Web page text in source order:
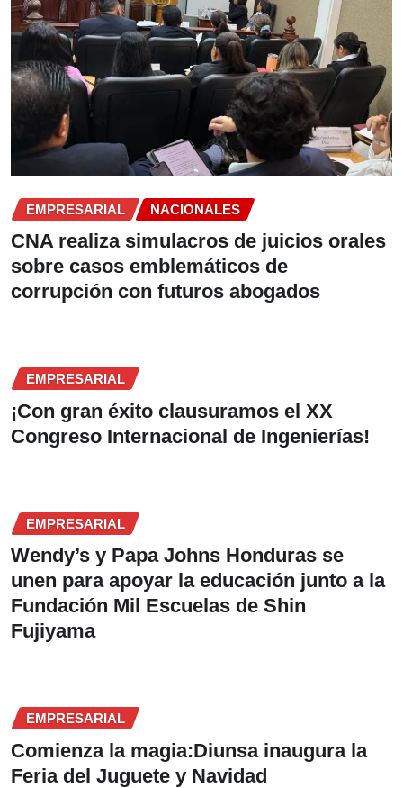
EMPRESARIAL NACIONALES
CNA realiza simulacros de juicios orales
sobre casos emblemáticos de
corrupción con futuros abogados
EMPRESARIAL
¡Con gran éxito clausuramos el XX
Congreso Internacional de Ingenierías!
EMPRESARIAL
Wendy’s y Papa Johns Honduras se
unen para apoyar la educación junto a la
Fundación Mil Escuelas de Shin
Fujiyama
EMPRESARIAL
Comienza la magia:Diunsa inaugura la
Feria del Juguete y Navidad